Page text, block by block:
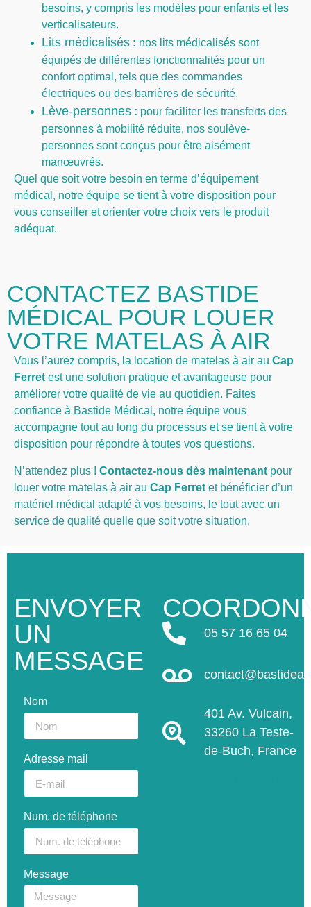
besoins, y compris les modèles pour enfants et les
verticalisateurs.
Lits médicalisés : nos lits médicalisés sont
équipés de différentes fonctionnalités pour un
confort optimal, tels que des commandes
électriques ou des barrières de sécurité.
Lève-personnes : pour faciliter les transferts des
personnes à mobilité réduite, nos soulève-
personnes sont conçus pour être aisément
manœuvrés.
Quel que soit votre besoin en terme d’équipement
médical, notre équipe se tient à votre disposition pour
vous conseiller et orienter votre choix vers le produit
adéquat.
CONTACTEZ BASTIDE
MÉDICAL POUR LOUER
VOTRE MATELAS À AIR
Vous l’aurez compris, la location de matelas à air au Cap
Ferret est une solution pratique et avantageuse pour
améliorer votre qualité de vie au quotidien. Faites
confiance à Bastide Médical, notre équipe vous
accompagne tout au long du processus et se tient à votre
disposition pour répondre à toutes vos questions.
N’attendez plus ! Contactez-nous dès maintenant pour
louer votre matelas à air au Cap Ferret et bénéficier d’un
matériel médical adapté à vos besoins, le tout avec un
service de qualité quelle que soit votre situation.
ENVOYER
UN
MESSAGE
Nom
Adresse mail
Num. de téléphone
Message
05 57 16 65 04
401 Av. Vulcain,
33260 La Teste-
de-Buch, France